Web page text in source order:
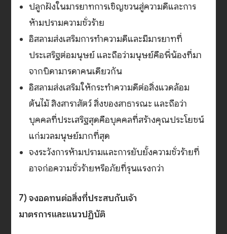
ปลูกฝังในมารยาทการเชิญชวนสู่ความดีและการ
ห้ามปรามความชั่วร้าย
อิสลามส่งเสริมการทำความดีและมีมารยาทที่
ประเสริฐต่อมนุษย์ และถือว่ามนุษย์คือพี่น้องที่มา
จากบิดามารดาคนเดียวกัน
อิสลามส่งเสริมให้กระทำความดีต่อสิ่งแวดล้อม
ต้นไม้ สิงสาราสัตว์ สิ่งของสาธารณะ และถือว่า
บุคคลที่ประเสริฐสุดคือบุคคลที่สร้างคุณประโยชน์
แก่มวลมนุษย์มากที่สุด
จงระวังการห้ามปรามและการยับยั้งความชั่วร้ายที่
อาจก่อความชั่วร้ายหรือภัยที่รุนแรงกว่า
7) จงอดทนต่อสิ่งที่ประสบกับเจ้า
มาตรการและแนวปฏิบัติ